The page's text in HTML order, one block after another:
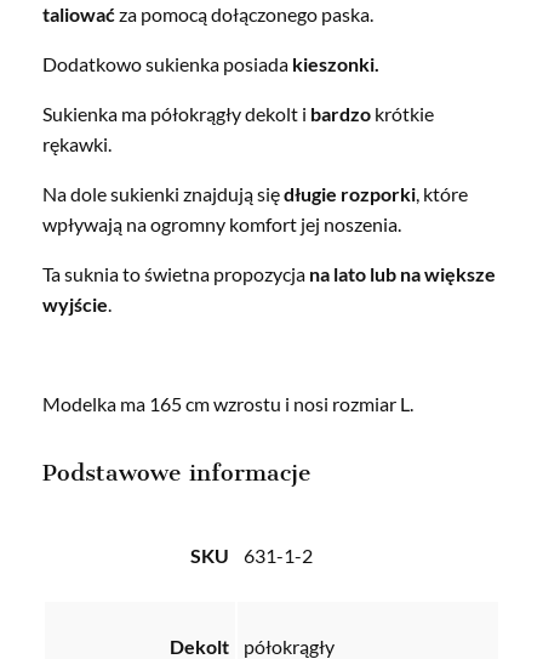
taliowaćza pomocą dołączonego paska.
Dodatkowo sukienka posiada kieszonki.
Sukienka ma półokrągły dekolt i bardzo krótkie
rękawki.
Na dole sukienki znajdują siędługie rozporki , które
wpływają na ogromny komfort jej noszenia.
Ta suknia to świetna propozycja na lato lub na większe
wyjście
Modelka ma 165 cm wzrostu i nosi rozmiar L.
Podstawowe informacje
SKU 631-1-2
Dekolt półokrągły